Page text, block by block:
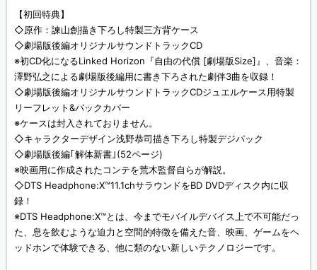
【初回特典】
◇原作：諫山創描き下ろし特製三方背ケース
◇劇場版後編オリジナルサウンドトラックCD
※初CD化になるLinked Horizon『自由の代償 [劇場版Size]』、音楽：
澤野弘之による劇場版後編用に書き下ろされた劇伴3曲を収録！
◇劇場版後編オリジナルサウンドトラックCDジュエルケース用特製
リーフレット&バックカバー
※ケースは封入されておりません。
◇キャラクターデザイン浅野恭司描き下ろし特製デジパック
◇劇場版後編｢解体新書｣(52ページ)
※映画用に作成されたコンテを荒木監督自らが解説。
◇DTS Headphone:X™11.1chサラウンドをBD DVDディスク内に収
録！
※DTS Headphone:X™とは、今までモバイルデバイス上で不可能だっ
た、息を飲むような迫力と空間的特徴を備えた音、映画、ゲームをヘ
ッドホンで体験できる、他に類のない新しいテクノロジーです。